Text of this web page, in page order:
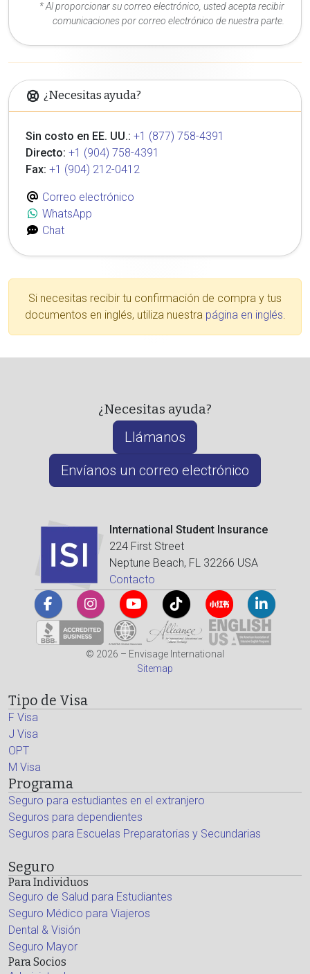
* Al proporcionar su correo electrónico, usted acepta recibir
comunicaciones por correo electrónico de nuestra parte.
¿Necesitas ayuda?
Sin costo en EE. UU.: +1 (877) 758-4391
Directo: +1 (904) 758-4391
Fax: +1 (904) 212-0412
Correo electrónico
WhatsApp
Chat
Si necesitas recibir tu confirmación de compra y tus
documentos en inglés, utiliza nuestra página en inglés.
¿Necesitas ayuda?
Llámanos
Envíanos un correo electrónico
International Student Insurance
224 First Street
Neptune Beach, FL 32266 USA
Contacto
© 2026 – Envisage International
Sitemap
Tipo de Visa
F Visa
J Visa
OPT
M Visa
Programa
Seguro para estudiantes en el extranjero
Seguros para dependientes
Seguros para Escuelas Preparatorias y Secundarias
Seguro
Para Individuos
Seguro de Salud para Estudiantes
Seguro Médico para Viajeros
Dental & Visión
Seguro Mayor
Para Socios